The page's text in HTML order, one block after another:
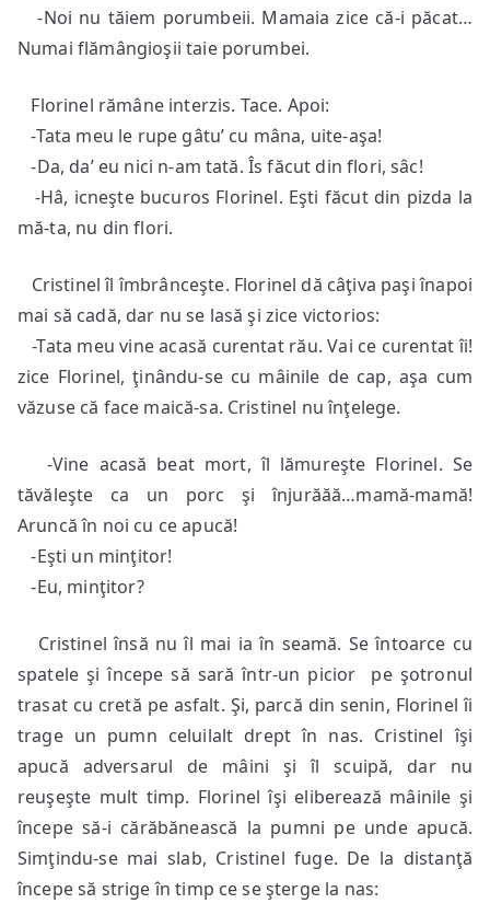
-Noi nu tăiem porumbeii. Mamaia zice că-i păcat…
Numai flămângioşii taie porumbei.
Florinel rămâne interzis. Tace. Apoi:
-Tata meu le rupe gâtu’ cu mâna, uite-aşa!
-Da, da’ eu nici n-am tată. Îs făcut din flori, sâc!
-Hâ, icneşte bucuros Florinel. Eşti făcut din pizda la
mă-ta, nu din flori.
Cristinel îl îmbrânceşte. Florinel dă câţiva paşi înapoi
mai să cadă, dar nu se lasă şi zice victorios:
-Tata meu vine acasă curentat rău. Vai ce curentat îi!
zice Florinel, ţinându-se cu mâinile de cap, aşa cum
văzuse că face maică-sa. Cristinel nu înţelege.
-Vine acasă beat mort, îl lămureşte Florinel. Se
tăvăleşte ca un porc şi înjurăăă…mamă-mamă!
Aruncă în noi cu ce apucă!
-Eşti un minţitor!
-Eu, minţitor?
Cristinel însă nu îl mai ia în seamă. Se întoarce cu
spatele şi începe să sară într-un picior pe şotronul
trasat cu cretă pe asfalt. Şi, parcă din senin, Florinel îi
trage un pumn celuilalt drept în nas. Cristinel îşi
apucă adversarul de mâini şi îl scuipă, dar nu
reuşeşte mult timp. Florinel îşi eliberează mâinile şi
începe să-i cărăbănească la pumni pe unde apucă.
Simţindu-se mai slab, Cristinel fuge. De la distanţă
începe să strige în timp ce se şterge la nas: